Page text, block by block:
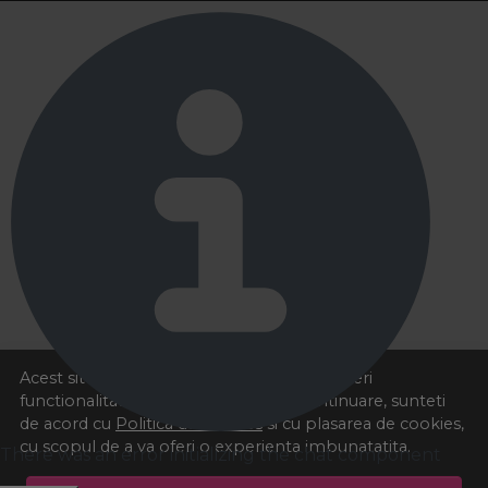
rezerva. Aceste accesorii te ajuta sa prelungesti durata de
viata a aparatului, sa mentii igiena si sa lucrezi rapid si
eficient in orice situatie 💼
5. Ce avantaje are o masina de tuns cu
acumulator fata de una cu fir?
O masina de tuns cu acumulator ofera libertate de
miscare, fiind ideala pentru frizerii mobili sau pentru
utilizare acasa. Autonomia variaza intre 60-180 minute,
in functie de model si brand. Majoritatea vin cu functie
de incarcare rapida si pot fi folosite si cu fir, oferindu-ti
flexibilitate si continuitate in lucru.
Acest site foloseste cookies pentru a va oferi
functionalitatea dorita. Navigand in continuare, sunteti
de acord cu Politica de cookies si cu plasarea de cookies,
cu scopul de a va oferi o experienta imbunatatita.
There was an error initializing the chat component